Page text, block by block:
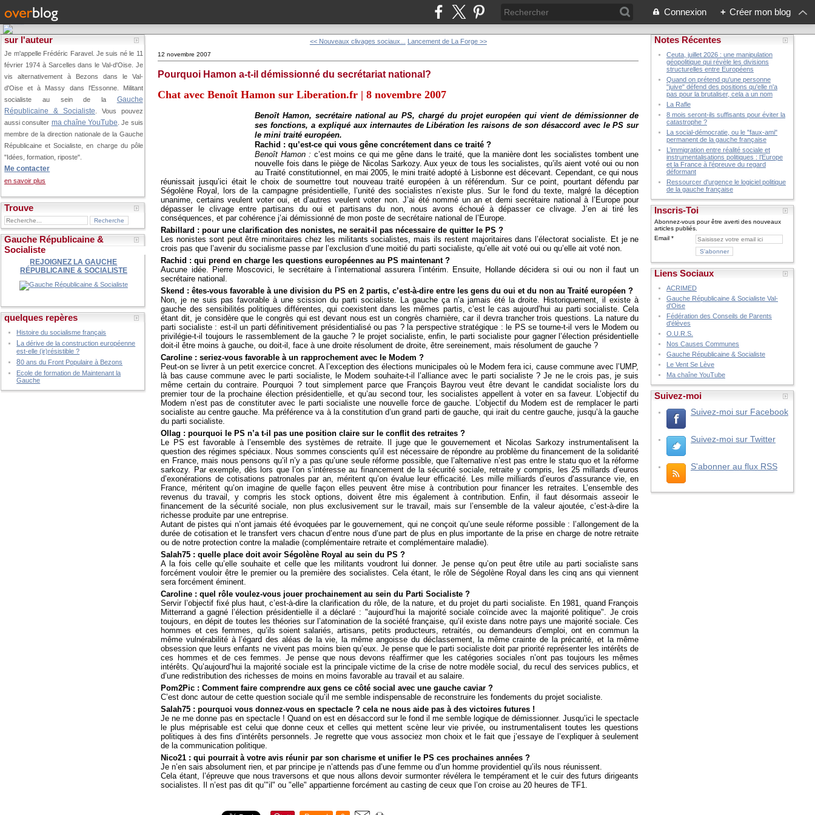
Connexion + Créer mon blog
sur l'auteur
Je m'appelle Frédéric Faravel. Je suis né le 11
février 1974 à Sarcelles dans le Val-d'Oise. Je
vis alternativement à Bezons dans le Val-
d'Oise et à Massy dans l'Essonne. Militant
socialiste au sein de la Gauche
Républicaine & Socialiste . Vous pouvez
aussi consulter ma chaîne YouTube . Je suis
membre de la direction nationale de la Gauche
Républicaine et Socialiste, en charge du pôle
"Idées, formation, riposte".
Me contacter
en savoir plus
Trouve
Gauche Républicaine &
Socialiste
REJOIGNEZ LA GAUCHE
RÉPUBLICAINE & SOCIALISTE
quelques repères
Histoire du socialisme français
La dérive de la construction européenne
est-elle (ir)résistible ?
80 ans du Front Populaire à Bezons
Ecole de formation de Maintenant la
Gauche
<< Nouveaux clivages sociaux... Lancement de La Forge >>
12 novembre 2007
Pourquoi Hamon a-t-il démissionné du secrétariat national?
Chat avec Benoît Hamon sur Liberation.fr | 8 novembre 2007
Benoît Hamon, secrétaire national au PS, chargé du projet européen qui vient de démissionner de
ses fonctions, a expliqué aux internautes de Libération les raisons de son désaccord avec le PS sur
le mini traité européen.
Rachid : qu’est-ce qui vous gêne concrétement dans ce traité ?
Benoît Hamon : c’est moins ce qui me gêne dans le traité, que la manière dont les socialistes tombent une
nouvelle fois dans le piège de Nicolas Sarkozy. Aux yeux de tous les socialistes, qu’ils aient voté oui ou non
au Traité constitutionnel, en mai 2005, le mini traité adopté à Lisbonne est décevant. Cependant, ce qui nous
réunissait jusqu’ici était le choix de soumettre tout nouveau traité européen à un référendum. Sur ce point, pourtant défendu par
Ségolène Royal, lors de la campagne présidentielle, l’unité des socialistes n’existe plus. Sur le fond du texte, malgré la déception
unanime, certains veulent voter oui, et d’autres veulent voter non. J’ai été nommé un an et demi secrétaire national à l’Europe pour
dépasser le clivage entre partisans du oui et partisans du non, nous avons échoué à dépasser ce clivage. J’en ai tiré les
conséquences, et par cohérence j’ai démissionné de mon poste de secrétaire national de l’Europe.
Rabillard : pour une clarification des nonistes, ne serait-il pas nécessaire de quitter le PS ?
Les nonistes sont peut être minoritaires chez les militants socialistes, mais ils restent majoritaires dans l’électorat socialiste. Et je ne
crois pas que l’avenir du socialisme passe par l’exclusion d’une moitié du parti socialiste, qu’elle ait voté oui ou qu’elle ait voté non.
Rachid : qui prend en charge les questions européennes au PS maintenant ?
Aucune idée. Pierre Moscovici, le secrétaire à l’international assurera l’intérim. Ensuite, Hollande décidera si oui ou non il faut un
secrétaire national.
Skend : êtes-vous favorable à une division du PS en 2 partis, c’est-à-dire entre les gens du oui et du non au Traité européen ?
Non, je ne suis pas favorable à une scission du parti socialiste. La gauche ça n’a jamais été la droite. Historiquement, il existe à
gauche des sensibilités politiques différentes, qui coexistent dans les mêmes partis, c’est le cas aujourd’hui au parti socialiste. Cela
étant dit, je considère que le congrès qui est devant nous est un congrès charnière, car il devra trancher trois questions. La nature du
parti socialiste : est-il un parti définitivement présidentialisé ou pas ? la perspective stratégique : le PS se tourne-t-il vers le Modem ou
privilégie-t-il toujours le rassemblement de la gauche ? le projet socialiste, enfin, le parti socialiste pour gagner l’élection présidentielle
doit-il être moins à gauche, ou doit-il, face à une droite résolument de droite, être sereinement, mais résolument de gauche ?
Caroline : seriez-vous favorable à un rapprochement avec le Modem ?
Peut-on se livrer à un petit exercice concret. A l’exception des élections municipales où le Modem fera ici, cause commune avec l’UMP,
là bas cause commune avec le parti socialiste, le Modem souhaite-t-il l’alliance avec le parti socialiste ? Je ne le crois pas, je suis
même certain du contraire. Pourquoi ? tout simplement parce que François Bayrou veut être devant le candidat socialiste lors du
premier tour de la prochaine élection présidentielle, et qu’au second tour, les socialistes appellent à voter en sa faveur. L’objectif du
Modem n’est pas de constituter avec le parti socialiste une nouvelle force de gauche. L’objectif du Modem est de remplacer le parti
socialiste au centre gauche. Ma préférence va à la constitution d’un grand parti de gauche, qui irait du centre gauche, jusqu’à la gauche
du parti socialiste.
Ollag : pourquoi le PS n’a t-il pas une position claire sur le conflit des retraites ?
Le PS est favorable à l’ensemble des systèmes de retraite. Il juge que le gouvernement et Nicolas Sarkozy instrumentalisent la
question des régimes spéciaux. Nous sommes conscients qu’il est nécessaire de répondre au problème du financement de la solidarité
en France, mais nous pensons qu’il n’y a pas qu’une seule réforme possible, que l’alternative n’est pas entre le statu quo et la réforme
sarkozy. Par exemple, dès lors que l’on s’intéresse au financement de la sécurité sociale, retraite y compris, les 25 millards d’euros
d’exonérations de cotisations patronales par an, méritent qu’on évalue leur efficacité. Les mille milliards d’euros d’assurance vie, en
France, méritent qu’on imagine de quelle façon elles peuvent être mise à contribution pour financer les retraites. L’ensemble des
revenus du travail, y compris les stock options, doivent être mis également à contribution. Enfin, il faut désormais asseoir le
financement de la sécurité sociale, non plus exclusivement sur le travail, mais sur l’ensemble de la valeur ajoutée, c’est-à-dire la
richesse produite par une entreprise.
Autant de pistes qui n’ont jamais été évoquées par le gouvernement, qui ne conçoit qu’une seule réforme possible : l’allongement de la
durée de cotisation et le transfert vers chacun d’entre nous d’une part de plus en plus importante de la prise en charge de notre retraite
ou de notre protection contre la maladie (complémentaire retraite et complémentaire maladie).
Salah75 : quelle place doit avoir Ségolène Royal au sein du PS ?
A la fois celle qu’elle souhaite et celle que les militants voudront lui donner. Je pense qu’on peut être utile au parti socialiste sans
forcément vouloir être le premier ou la première des socialistes. Cela étant, le rôle de Ségolène Royal dans les cinq ans qui viennent
sera forcément éminent.
Caroline : quel rôle voulez-vous jouer prochainement au sein du Parti Socialiste ?
Servir l’objectif fixé plus haut, c’est-à-dire la clarification du rôle, de la nature, et du projet du parti socialiste. En 1981, quand François
Mitterrand a gagné l’élection présidentielle il a déclaré : "aujourd’hui la majorité sociale coïncide avec la majorité politique". Je crois
toujours, en dépit de toutes les théories sur l’atomination de la société française, qu’il existe dans notre pays une majorité sociale. Ces
hommes et ces femmes, qu’ils soient salariés, artisans, petits producteurs, retraités, ou demandeurs d’emploi, ont en commun la
même vulnérabilité à l’égard des aléas de la vie, la même angoisse du déclassement, la même crainte de la précarité, et la même
obsession que leurs enfants ne vivent pas moins bien qu’eux. Je pense que le parti socialiste doit par priorité représenter les intérêts de
ces hommes et de ces femmes. Je pense que nous devons réaffirmer que les catégories sociales n’ont pas toujours les mêmes
intérêts. Qu’aujourd’hui la majorité sociale est la principale victime de la crise de notre modèle social, du recul des services publics, et
d’une redistribution des richesses de moins en moins favorable au travail et au salaire.
Pom2Pic : Comment faire comprendre aux gens ce côté social avec une gauche caviar ?
C’est donc autour de cette question sociale qu’il me semble indispensable de reconstruire les fondements du projet socialiste.
Salah75 : pourquoi vous donnez-vous en spectacle ? cela ne nous aide pas à des victoires futures !
Je ne me donne pas en spectacle ! Quand on est en désaccord sur le fond il me semble logique de démissionner. Jusqu’ici le spectacle
le plus méprisable est celui que donne ceux et celles qui mettent scène leur vie privée, ou instrumentalisent toutes les questions
politiques à des fins d’intérêts personnels. Je regrette que vous associez mon choix et le fait que j’essaye de l’expliquer à seulement
de la communication politique.
Nico21 : qui pourrait à votre avis réunir par son charisme et unifier le PS ces prochaines années ?
Je n’en sais absolument rien, et par principe je n’attends pas d’une femme ou d’un homme providentiel qu’ils nous réunissent.
Cela étant, l’épreuve que nous traversons et que nous allons devoir surmonter révélera le tempérament et le cuir des futurs dirigeants
socialistes. Il n’est pas dit qu’"il" ou "elle" appartienne forcément au casting de ceux que l’on croise au 20 heures de TF1.
Notes Récentes
Ceuta, juillet 2026 : une manipulation
géopolitique qui révèle les divisions
structurelles entre Européens
Quand on prétend qu'une personne
"juive" défend des positions qu'elle n'a
pas pour la brutaliser, cela a un nom
La Rafle
8 mois seront-ils suffisants pour éviter la
catastrophe ?
La social-démocratie, ou le "faux-ami"
permanent de la gauche française
L’immigration entre réalité sociale et
instrumentalisations politiques : l’Europe
et la France à l’épreuve du regard
déformant
Ressourcer d'urgence le logiciel politique
de la gauche française
Inscris-Toi
Abonnez-vous pour être averti des nouveaux
articles publiés.
Email
Liens Sociaux
ACRIMED
Gauche Républicaine & Socialiste Val-
d'Oise
Fédération des Conseils de Parents
d'élèves
O.U.R.S.
Nos Causes Communes
Gauche Républicaine & Socialiste
Le Vent Se Lève
Ma chaîne YouTube
Suivez-moi
Suivez-moi sur Facebook
Suivez-moi sur Twitter
S'abonner au flux RSS